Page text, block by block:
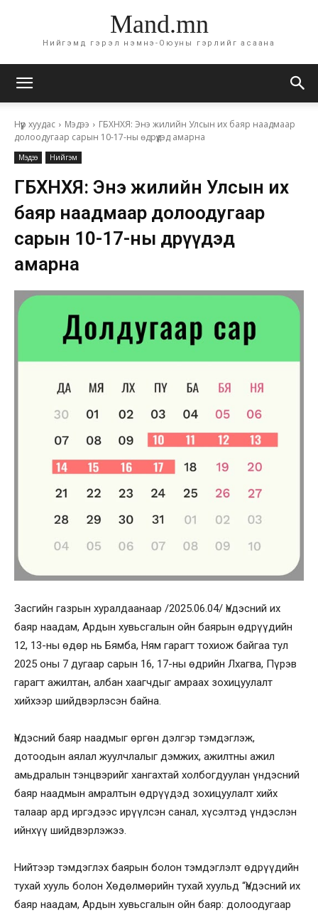
Mand.mn
Нийгэмд гэрэл нэмнэ-Оюуны гэрлийг асаана
Нүүр хуудас Мэдээ
ГБХНХЯ: Энэ жилийн Улсын их баяр наадмаар
долоодугаар сарын 10-17-ны өдрүүдэд амарна
Мэдээ Нийгэм
ГБХНХЯ: Энэ жилийн Улсын их
баяр наадмаар долоодугаар
сарын 10-17-ны өдрүүдэд
амарна
Засгийн газрын хуралдаанаар /2025.06.04/ Үндэсний их
баяр наадам, Ардын хувьсгалын ойн баярын өдрүүдийн
12, 13-ны өдөр нь Бямба, Ням гарагт тохиож байгаа тул
2025 оны 7 дугаар сарын 16, 17-ны өдрийн Лхагва, Пүрэв
гарагт ажилтан, албан хаагчдыг амраах зохицуулалт
хийхээр шийдвэрлэсэн байна.
Үндэсний баяр наадмыг өргөн дэлгэр тэмдэглэж,
дотоодын аялал жуулчлалыг дэмжих, ажилтны ажил
амьдралын тэнцвэрийг хангахтай холбогдуулан үндэсний
баяр наадмын амралтын өдрүүдэд зохицуулалт хийх
талаар ард иргэдээс ирүүлсэн санал, хүсэлтэд үндэслэн
ийнхүү шийдвэрлэжээ.
Нийтээр тэмдэглэх баярын болон тэмдэглэлт өдрүүдийн
тухай хууль болон Хөдөлмөрийн тухай хуульд “Үндэсний их
баяр наадам, Ардын хувьсгалын ойн баяр: долоодугаар